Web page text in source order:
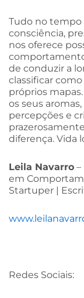
Tudo no tempo
consciência,
nos oferece
de conduzir a
classificar
próprios
os seus
percepções e
diferença. Vida
Leila Navarro –
em
Startuper |
Redes Sociais: